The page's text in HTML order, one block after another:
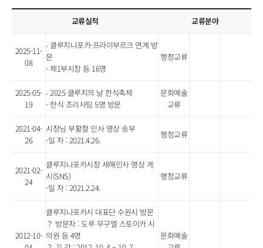
교류실적 교류분야
2025-11-
08
∙ 클루지나포카-프라이부르크 연계 방
문
- 제1부시장 등 16명
행정교류
2025-05-
19
∙ 2025 클루지의 날 한식축제
- 한식 조리사팀 5명 방문
문화예술
교류
2021-04-
26
시장님 부활절 인사 영상 송부
-일 자 : 2021.4.26.
행정교류
2021-02-
24
클루지나포카시장 새해인사 영상 게
시(SNS)
-일 자 : 2021.2.24.
행정교류
2012-10-
클루지나포카시 대표단 수원시 방문
？ 방문자 : 도루 무구엘 스토이카 시
의원 등 4명
문화예술